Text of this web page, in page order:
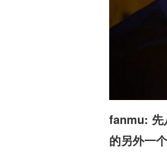
fanmu: 先
的另外一